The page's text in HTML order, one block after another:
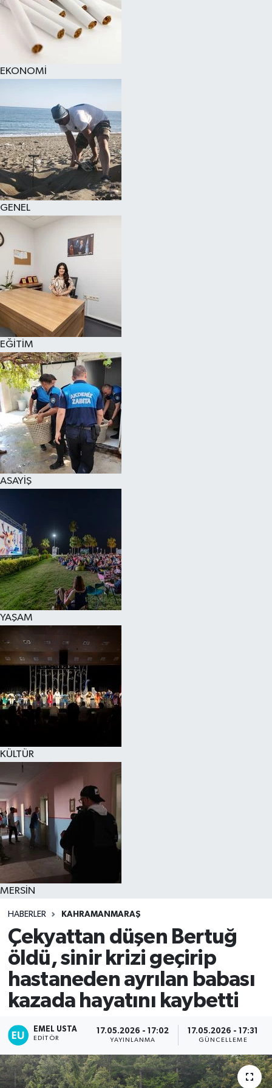
EKONOMİ
GENEL
EĞİTİM
ASAYİŞ
YAŞAM
KÜLTÜR
MERSİN
HABERLER KAHRAMANMARAŞ
Çekyattan düşen Bertuğ
öldü, sinir krizi geçirip
hastaneden ayrılan babası
kazada hayatını kaybetti
EMEL USTA
EDITÖR
17.05.2026 - 17:02
YAYINLANMA
17.05.2026 - 17:31
GÜNCELLEME